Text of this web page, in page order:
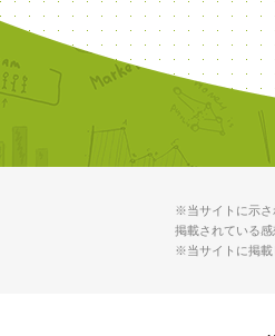
※当サイトに示さ
掲載されている
※当サイトに掲載